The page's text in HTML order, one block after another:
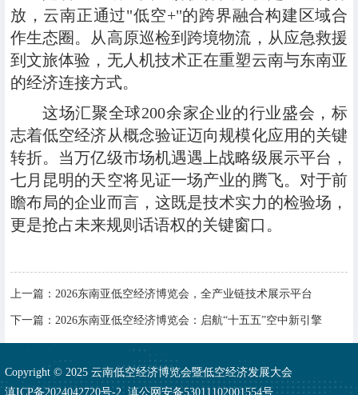
放，云南正通过"低空+"的跨界融合构建区域合
作生态圈。从高原巡检到跨境物流，从应急救援
到文旅体验，无人机技术正在重塑云南与东南亚
的经济连接方式。
这场汇聚全球200余家企业的行业盛会，标
志着低空经济从概念验证迈向规模化应用的关键
转折。当万亿级市场机遇遇上战略级展示平台，
七月昆明的天空将见证一场产业的腾飞。对于前
瞻布局的企业而言，这既是技术实力的检验场，
更是抢占未来规则话语权的关键窗口。
上一篇： ​2026东南亚低空经济博览会，全产业链技术展示平台
下一篇： 2026东南亚低空经济博览会：启航“十五五”空中新引擎
Copyright © 2025 云南低空经济博览会暨低空经济发展大会
滇ICP备2024042720号-2滇公网安备53011102001554号